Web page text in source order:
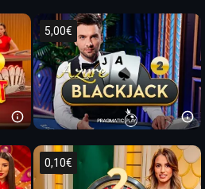
5,00€
0,10€